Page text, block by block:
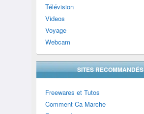
Télévision
Videos
Voyage
Webcam
SITES RECOMMANDÉS
Freewares et Tutos
Comment Ca Marche